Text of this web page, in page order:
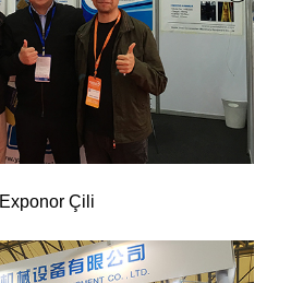
Exponor Çili